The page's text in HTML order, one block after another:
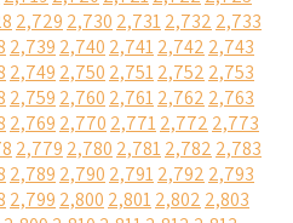
2,729 2,730 2,7312,732 2,733
2,739 2,740 2,7412,742 2,743
2,749 2,750 2,7512,752 2,753
2,759 2,760 2,7612,762 2,763
2,769 2,770 2,7712,772 2,773
2,779 2,780 2,7812,782 2,783
2,789 2,790 2,7912,792 2,793
2,799 2,800 2,8012,802 2,803